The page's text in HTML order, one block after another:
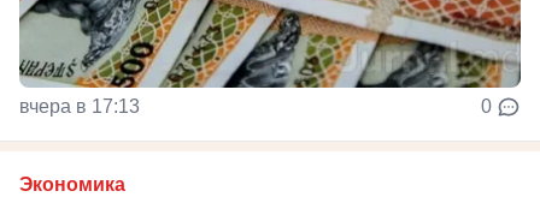
вчера в 17:13 0
Экономика